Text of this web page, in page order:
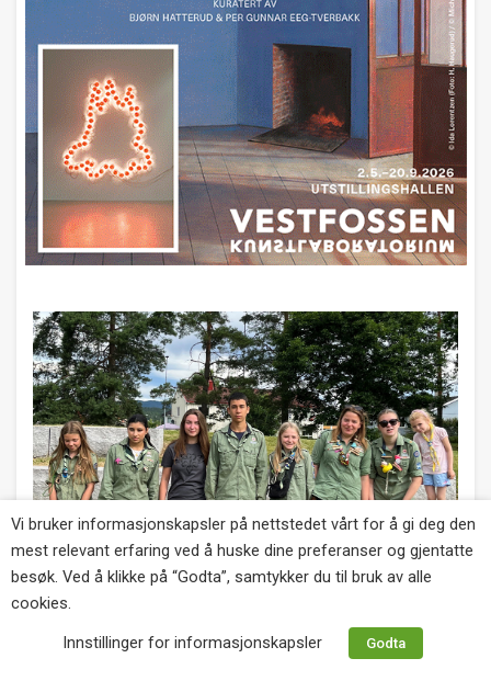
Vi bruker informasjonskapsler på nettstedet vårt for å gi deg den
mest relevant erfaring ved å huske dine preferanser og gjentatte
besøk. Ved å klikke på “Godta”, samtykker du til bruk av alle
cookies.
Innstillinger for informasjonskapsler
Godta